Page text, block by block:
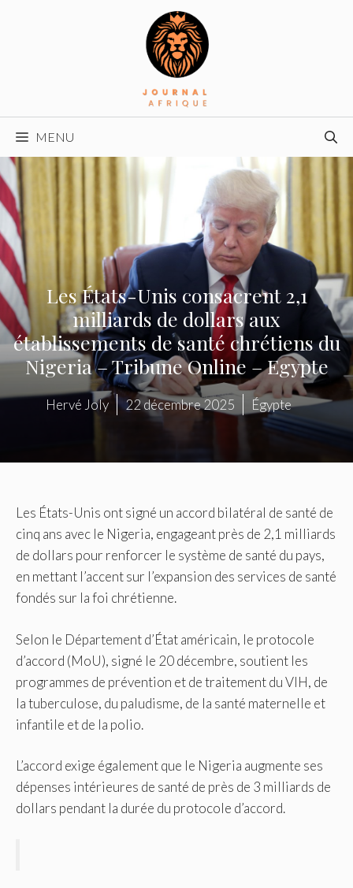
MENU
Les États-Unis consacrent 2,1
milliards de dollars aux
établissements de santé chrétiens du
Nigeria – Tribune Online – Egypte
Hervé Joly 22 décembre 2025 Égypte
Les États-Unis ont signé un accord bilatéral de santé de
cinq ans avec le Nigeria, engageant près de 2,1 milliards
de dollars pour renforcer le système de santé du pays,
en mettant l’accent sur l’expansion des services de santé
fondés sur la foi chrétienne.
Selon le Département d’État américain, le protocole
d’accord (MoU), signé le 20 décembre, soutient les
programmes de prévention et de traitement du VIH, de
la tuberculose, du paludisme, de la santé maternelle et
infantile et de la polio.
L’accord exige également que le Nigeria augmente ses
dépenses intérieures de santé de près de 3 milliards de
dollars pendant la durée du protocole d’accord.